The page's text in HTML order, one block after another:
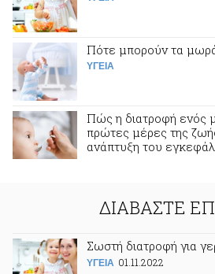
Πότε μπορούν τα
ΥΓΕΙΑ
Πώς η διατροφή ενός
πρώτες μέρες της
ανάπτυξη του
ΔΙΑΒΑΣΤΕ
Σωστή διατροφή για
ΥΓΕΙΑ 01.11.2022